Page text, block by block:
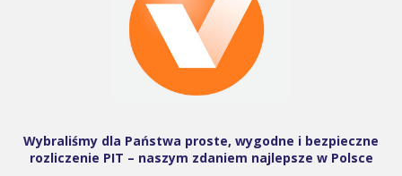
Wybraliśmy dla Państwa proste, wygodne i bezpieczne
rozliczenie PIT – naszym zdaniem najlepsze w Polsce